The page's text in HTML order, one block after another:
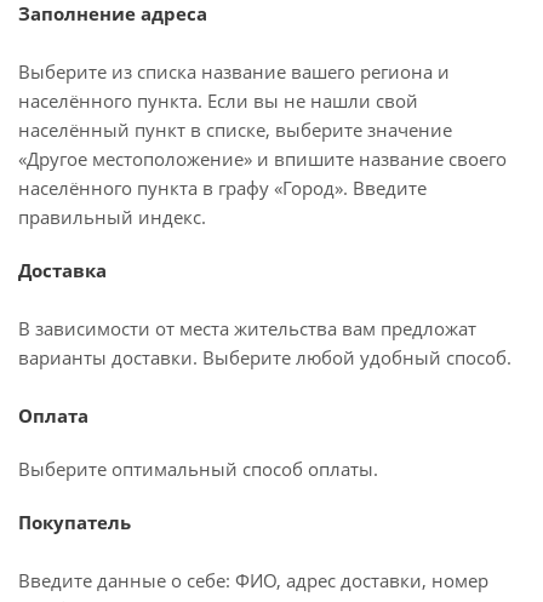
Заполнение адреса
Выберите из списка название вашего региона и
населённого пункта. Если вы не нашли свой
населённый пункт в списке, выберите значение
«Другое местоположение» и впишите название своего
населённого пункта в графу «Город». Введите
правильный индекс.
Доставка
В зависимости от места жительства вам предложат
варианты доставки. Выберите любой удобный способ.
Оплата
Выберите оптимальный способ оплаты.
Покупатель
Введите данные о себе: ФИО, адрес доставки, номер